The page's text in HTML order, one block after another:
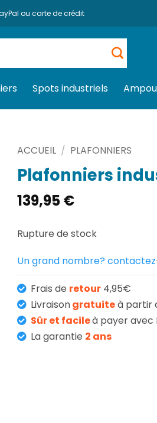
ou carte de crédit
Spots industriels
ACCUEIL / PLAFONNIERS
Plafonniers
139,95€
Rupture de stock
Un grand nombre?
Frais de retour 4,95€
Livraisongratuiteà partir
Sûr et facileà payer avec
La garantie 2 ans